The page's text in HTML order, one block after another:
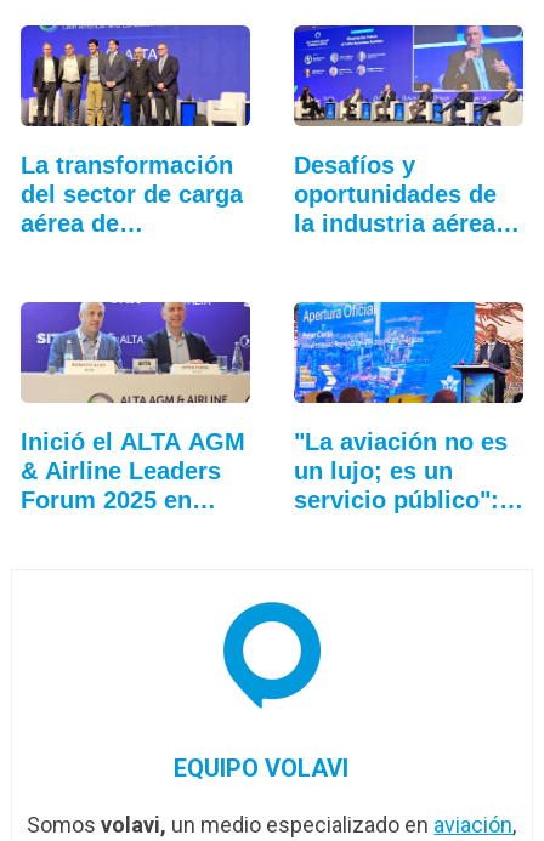
La transformación
del sector de carga
aérea de
Desafíos y
oportunidades de
la industria aérea
Inició el ALTA AGM
& Airline Leaders
Forum 2025 en
"La aviación no es
un lujo; es un
servicio público":…
EQUIPO VOLAVI
Somosvolavi, un medio especializado en aviación,